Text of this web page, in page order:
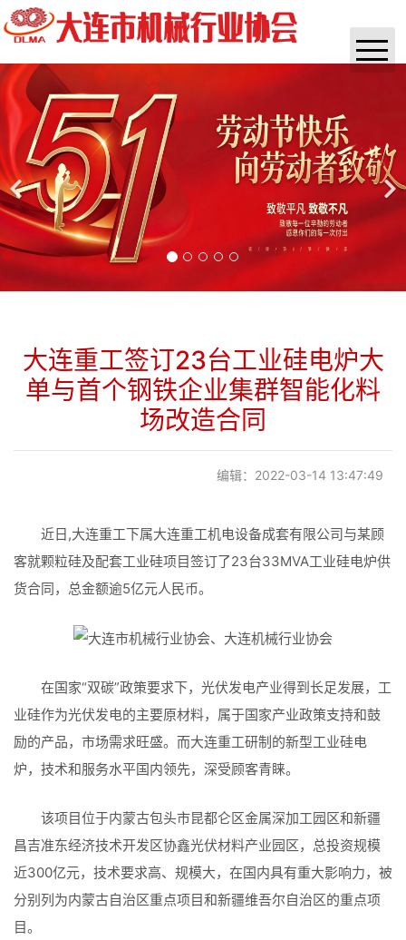
首页
协会概况
通知公告
实时资讯
政策法规
杂志
团体标准
大连重工签订23台工业硅电炉大
单与首个钢铁企业集群智能化料
场改造合同
编辑：2022-03-14 13:47:49
近日,大连重工下属大连重工机电设备成套有限公司与某顾
客就颗粒硅及配套工业硅项目签订了23台33MVA工业硅电炉供
货合同，总金额逾5亿元人民币。
在国家“双碳”政策要求下，光伏发电产业得到长足发展，工
业硅作为光伏发电的主要原材料，属于国家产业政策支持和鼓
励的产品，市场需求旺盛。而大连重工研制的新型工业硅电
炉，技术和服务水平国内领先，深受顾客青睐。
该项目位于内蒙古包头市昆都仑区金属深加工园区和新疆
昌吉准东经济技术开发区协鑫光伏材料产业园区，总投资规模
近300亿元，技术要求高、规模大，在国内具有重大影响力，被
分别列为内蒙古自治区重点项目和新疆维吾尔自治区的重点项
目。